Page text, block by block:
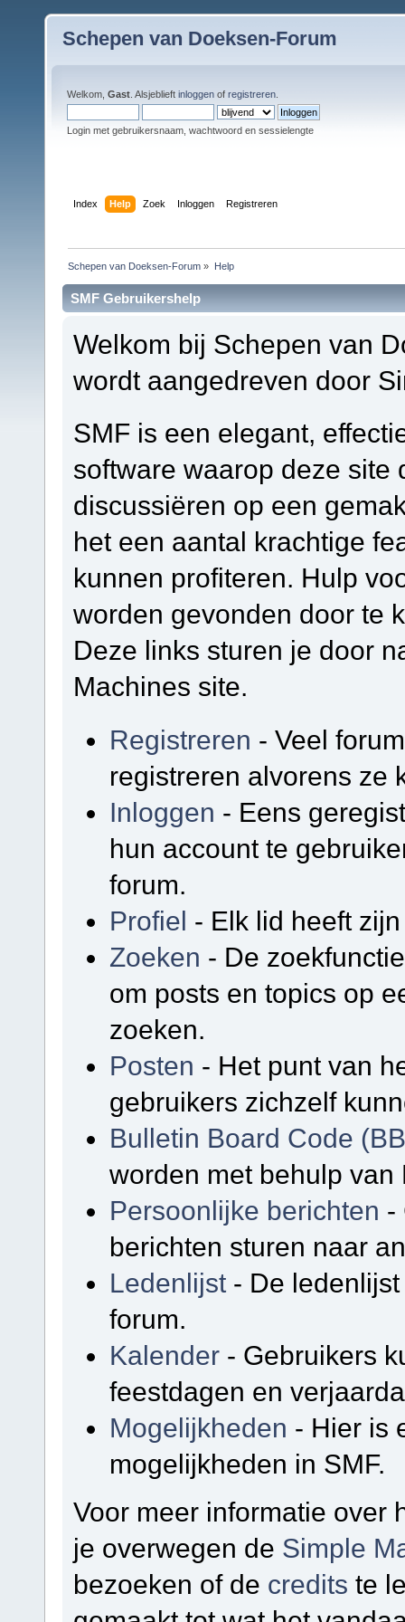
Schepen van Doeksen-Forum
Welkom, Gast . Alsjeblieft inloggen of registreren
Login met gebruikersnaam, wachtwoord en sessielengte
Index Help Zoek Inloggen Registreren
Schepen van Doeksen-Forum » Help
SMF Gebruikershelp
Welkom bij Schepen van
wordt aangedreven door
SMF is een elegant,
software waarop deze site
discussiëren op een
het een aantal krachtige
kunnen profiteren. Hulp
worden gevonden door te
Deze links sturen je door
Machines site.
Registreren - Veel
registreren alvorens ze
Inloggen - Eens
hun account te
forum.
Profiel - Elk lid heeft
Zoeken - De
om posts en topics op
zoeken.
Posten - Het punt van
gebruikers zichzelf
Bulletin Board Code
worden met behulp
Persoonlijke berichten -
berichten sturen naar
Ledenlijst - De
forum.
Kalender - Gebruikers
feestdagen en
Mogelijkheden - Hier is
mogelijkheden in SMF.
Voor meer informatie over
je overwegen de Simple
bezoeken of de credits te